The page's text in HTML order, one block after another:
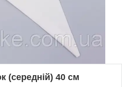
(середній) 40 см